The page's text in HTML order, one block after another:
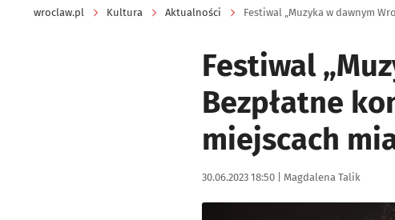
wroclaw.pl Kultura Aktualności
Festiwal
Bezpłatne
miejscach
Data publikacji:
30.06.2023 18:50 | Autor:
Magdalena Talik